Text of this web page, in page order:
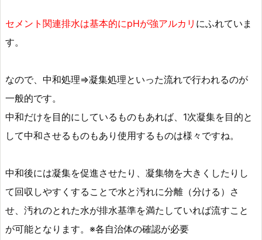
セメント関連排水は基本的にpHが強アルカリ にふれていま
す。
なので、中和処理⇒凝集処理といった流れで行われるのが
一般的です。
中和だけを目的にしているものもあれば、1次凝集を目的と
して中和させるものもあり使用するものは様々ですね。
中和後には凝集を促進させたり、凝集物を大きくしたりし
て回収しやすくすることで水と汚れに分離（分ける）さ
せ、汚れのとれた水が排水基準を満たしていれば流すこと
が可能となります。※各自治体の確認が必要